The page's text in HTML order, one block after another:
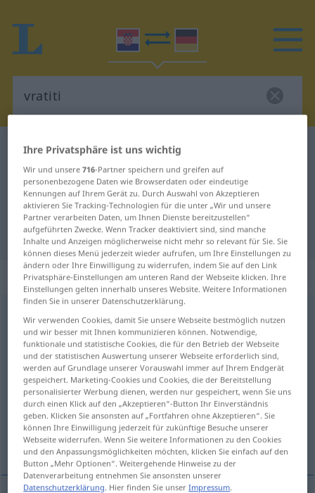
Kroatisch-Deutsch Wörterbuch
Kroatisch-Deutsch Übersetzung für
"vratiti"
"vratiti" Deutsch Übersetzung
„vratiti“
vratiti > vraćati
Übersicht aller Übersetzungen
(Für mehr Details die Übersetzung anklicken/antippen)
zurückgeben, vergelten, wiedergeben,
heimzahlen
zurückzahlen, zurückbringen
Ihre Privatsphäre ist uns wichtig
Wir und unsere716-Partner speichern und greifen auf
personenbezogene Daten wie Browserdaten oder eindeutige
Kennungen auf Ihrem Gerät zu. Durch Auswahl von Akzeptieren
aktivieren Sie Tracking-Technologien für die unter „Wir und unsere
Partner verarbeiten Daten, um Ihnen Dienste bereitzustellen“
aufgeführten Zwecke. Wenn Tracker deaktiviert sind, sind manche
Inhalte und Anzeigen möglicherweise nicht mehr so relevant für Sie. Sie
können dieses Menü jederzeit wieder aufrufen, um Ihre Einstellungen zu
ändern oder Ihre Einwilligung zu widerrufen, indem Sie auf den Link
Privatsphäre-Einstellungen am unteren Rand der Webseite klicken. Ihre
Einstellungen gelten innerhalb unseres Website. Weitere Informationen
finden Sie in unserer Datenschutzerklärung.
Wir verwenden Cookies, damit Sie unsere Webseite bestmöglich nutzen
und wir besser mit Ihnen kommunizieren können. Notwendige,
funktionale und statistische Cookies, die für den Betrieb der Webseite
und der statistischen Auswertung unserer Webseite erforderlich sind,
werden auf Grundlage unserer Vorauswahl immer auf Ihrem Endgerät
gespeichert. Marketing-Cookies und Cookies, die der Bereitstellung
personalisierter Werbung dienen, werden nur gespeichert, wenn Sie uns
durch einen Klick auf den „Akzeptieren“-Button Ihr Einverständnis
geben. Klicken Sie ansonsten auf „Fortfahren ohne Akzeptieren“. Sie
können Ihre Einwilligung jederzeit für zukünftige Besuche unserer
Webseite widerrufen. Wenn Sie weitere Informationen zu den Cookies
und den Anpassungsmöglichkeiten möchten, klicken Sie einfach auf den
Button „Mehr Optionen“. Weitergehende Hinweise zu der
Datenverarbeitung entnehmen Sie ansonsten unserer
Datenschutzerklärung. Hier finden Sie unserImpressum.